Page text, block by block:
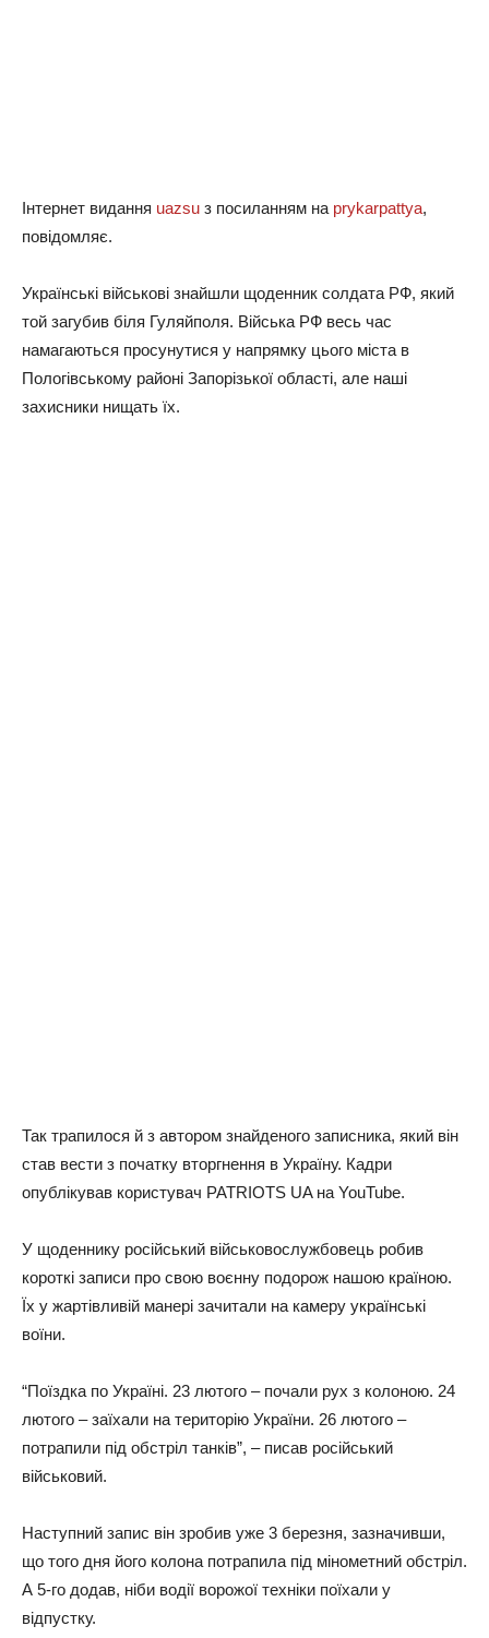
Інтернет видання uazsu з посиланням на prykarpattya,
повідомляє.
Українські військові знайшли щоденник солдата РФ, який
той загубив біля Гуляйполя. Війська РФ весь час
намагаються просунутися у напрямку цього міста в
Пологівському районі Запорізької області, але наші
захисники нищать їх.
Так трапилося й з автором знайденого записника, який він
став вести з початку вторгнення в Україну. Кадри
опублікував користувач PATRIOTS UA на YouTube.
У щоденнику російський військовослужбовець робив
короткі записи про свою воєнну подорож нашою країною.
Їх у жартівливій манері зачитали на камеру українські
воїни.
“Поїздка по Україні. 23 лютого – почали рух з колоною. 24
лютого – заїхали на територію України. 26 лютого –
потрапили під обстріл танків”, – писав російський
військовий.
Наступний запис він зробив уже 3 березня, зазначивши,
що того дня його колона потрапила під мінометний обстріл.
А 5-го додав, ніби водії ворожої техніки поїхали у
відпустку.